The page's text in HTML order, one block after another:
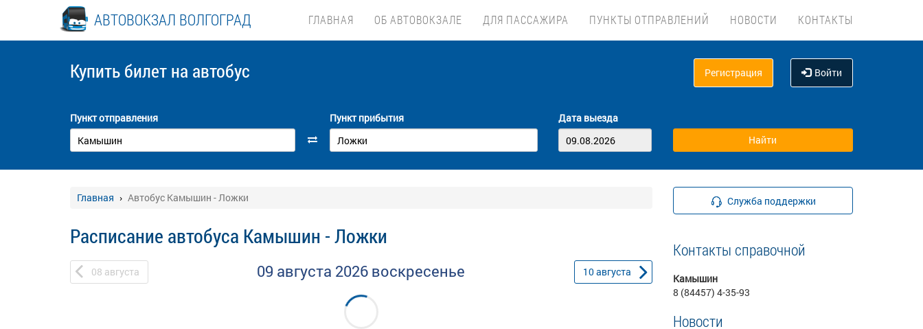
АВТОВОКЗАЛ ВОЛГОГРАД ГЛАВНАЯ ОБ АВТОВОКЗАЛЕ ДЛЯ ПАССАЖИРА ПУНКТЫ ОТПРАВЛЕНИЙ НОВОСТИ КОНТАКТЫ
Купить билет на автобус Регистрация Войти
Пункт отправления Пункт прибытия Дата выезда
Главная Автобус Камышин - Ложки
Расписание автобуса Камышин - Ложки
08 августа 09 августа 2026 воскресенье 10августа
Служба поддержки
Контакты справочной
Камышин
8 (84457) 4-35-93
Новости